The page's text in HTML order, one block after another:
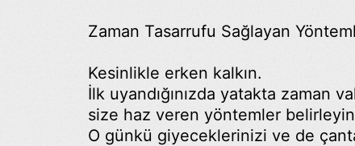
Zaman Tasarrufu Sağlayan
Kesinlikle erken kalkın.
İlk uyandığınızda yatakta zaman
size haz veren yöntemler
O günkü giyeceklerinizi ve de